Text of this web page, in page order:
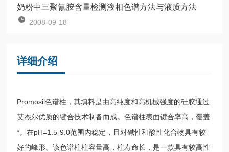
奶粉中三聚氰胺含量检测液相色谱方法与液质方法
2008-09-18
详细介绍
Promosil色谱柱，其填料是由高纯度和高机械强度的硅胶通过
艾杰尔优质的键合技术制备而成。色谱柱表面键合率高，覆盖
*。在pH=1.5-9.0范围内稳定，且对碱性和酸性化合物具有较
好的峰形。该色谱柱柱容量高，柱寿命长，是一款具有较高性